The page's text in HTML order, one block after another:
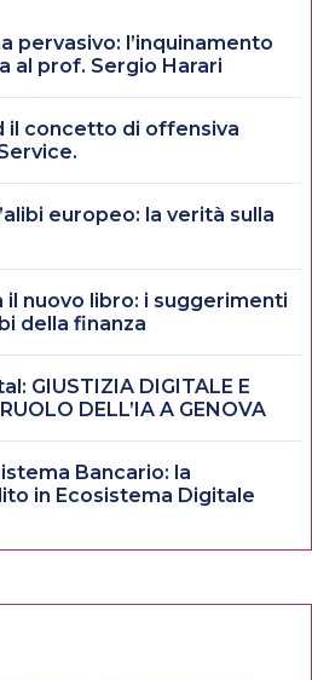
pervasivo: l’inquinamento
al prof. Sergio Harari
il concetto di offensiva
europeo: la verità sulla
il nuovo libro: i suggerimenti
della finanza
GIUSTIZIA DIGITALE E
DELL’IA A GENOVA
Bancario: la
in Ecosistema Digitale